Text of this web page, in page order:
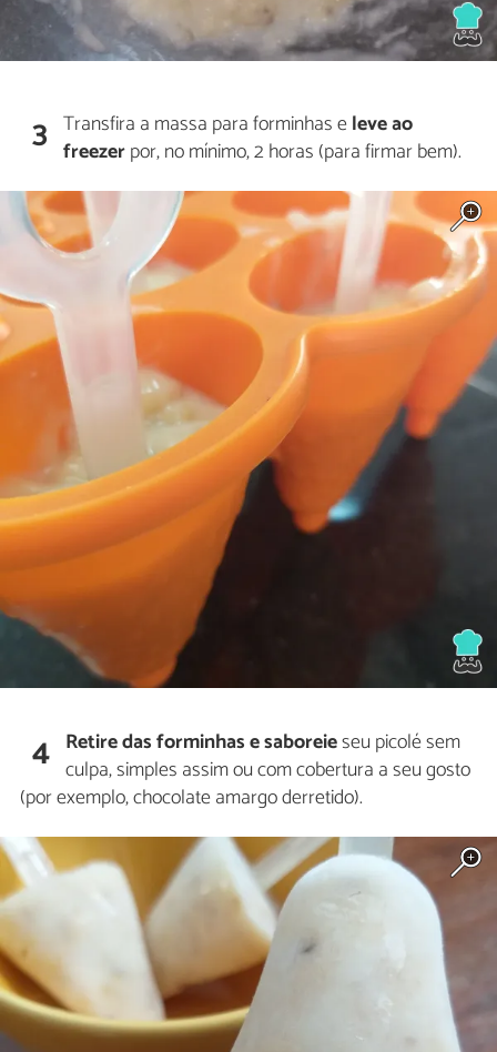
3 Transfira a massa para forminhas eleve ao
freezerpor, no mínimo, 2 horas (para firmar bem).
4 Retire das forminhas e saboreieseu picolé sem
culpa, simples assim ou com cobertura a seu gosto
(por exemplo, chocolate amargo derretido).